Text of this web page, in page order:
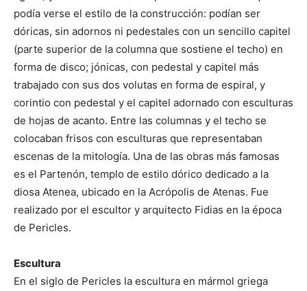
podía verse el estilo de la construcción: podían ser
dóricas, sin adornos ni pedestales con un sencillo capitel
(parte superior de la columna que sostiene el techo) en
forma de disco; jónicas, con pedestal y capitel más
trabajado con sus dos volutas en forma de espiral, y
corintio con pedestal y el capitel adornado con esculturas
de hojas de acanto. Entre las columnas y el techo se
colocaban frisos con esculturas que representaban
escenas de la mitología. Una de las obras más famosas
es el Partenón, templo de estilo dórico dedicado a la
diosa Atenea, ubicado en la Acrópolis de Atenas. Fue
realizado por el escultor y arquitecto Fidias en la época
de Pericles.
Escultura
En el siglo de Pericles la escultura en mármol griega